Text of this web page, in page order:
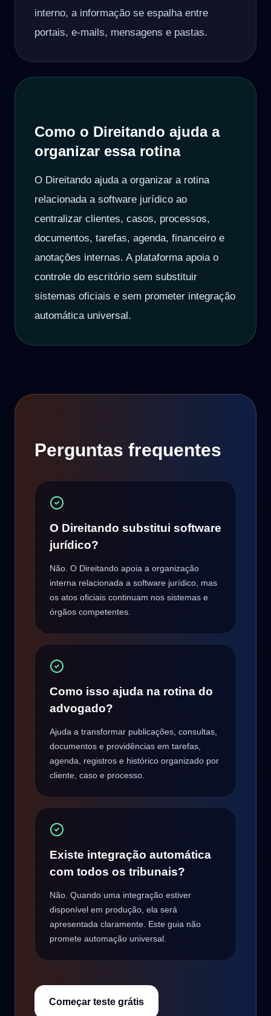
interno, a informação se espalha entre
portais, e-mails, mensagens e pastas.
Como o Direitando ajuda a
organizar essa rotina
O Direitando ajuda a organizar a rotina
relacionada a software jurídico ao
centralizar clientes, casos, processos,
documentos, tarefas, agenda, financeiro e
anotações internas. A plataforma apoia o
controle do escritório sem substituir
sistemas oficiais e sem prometer integração
automática universal.
Perguntas frequentes
O Direitando substitui software
jurídico?
Não. O Direitando apoia a organização
interna relacionada a software jurídico, mas
os atos oficiais continuam nos sistemas e
órgãos competentes.
Como isso ajuda na rotina do
advogado?
Ajuda a transformar publicações, consultas,
documentos e providências em tarefas,
agenda, registros e histórico organizado por
cliente, caso e processo.
Existe integração automática
com todos os tribunais?
Não. Quando uma integração estiver
disponível em produção, ela será
apresentada claramente. Este guia não
promete automação universal.
Começar teste grátis